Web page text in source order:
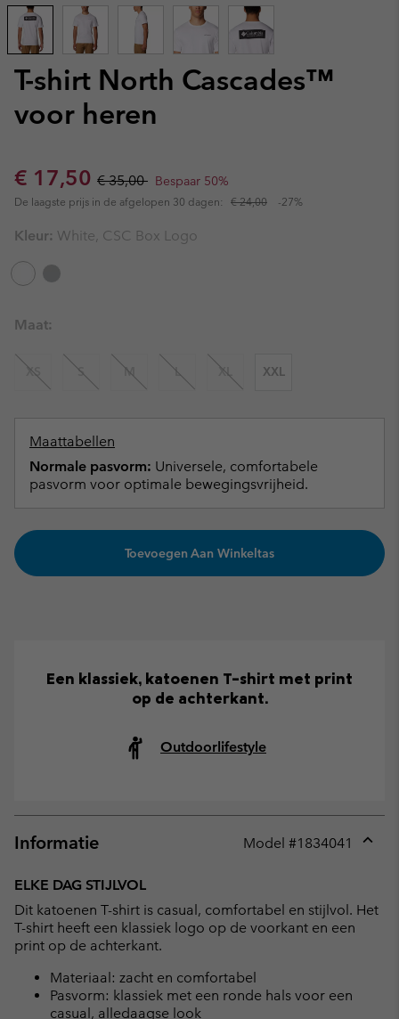
T-shirt North Cascades™
voor heren
Sale price:
€ 17,50 Regular price:
€ 35,00 Bespaar 50%
De laagste prijs in de afgelopen 30 dagen: € 24,00 -27%
Kleur: White, CSC Box Logo
Maat:
XS S M L XL XXL
Maattabellen
Normale pasvorm: Universele, comfortabele
pasvorm voor optimale bewegingsvrijheid.
Toevoegen Aan Winkeltas
Een klassiek, katoenen T-shirt met print
op de achterkant.
Outdoorlifestyle
Informatie Model #1834041
ELKE DAG STIJLVOL
Dit katoenen T-shirt is casual, comfortabel en stijlvol. Het
T-shirt heeft een klassiek logo op de voorkant en een
print op de achterkant.
Materiaal: zacht en comfortabel
Pasvorm: klassiek met een ronde hals voor een
casual, alledaagse look